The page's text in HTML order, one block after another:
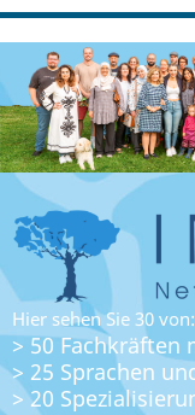
Hier sehen Sie 30 von:
> 50 Fachkräften
> 25 Sprachen
> 20